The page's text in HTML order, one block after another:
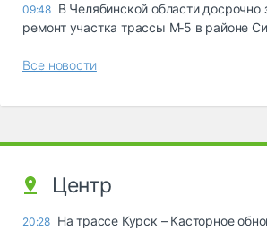
09:48 В Челябинской области досрочно
ремонт участка трассы М‑5 в районе
Все новости
Центр
20:28 На трассе Курск – Касторное